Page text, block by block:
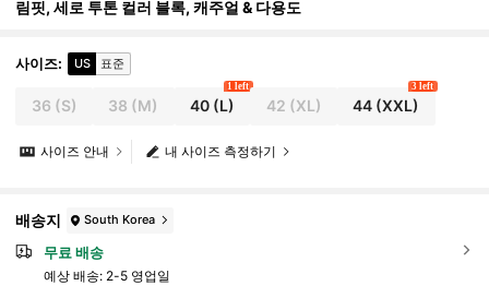
림핏, 세로 투톤 컬러 블록, 캐주얼 & 다용도
사이즈: US 표준
36 (S) 38 (M) 40(L)
1 left
42 (XL) 44 (XXL)
3 left
내 사이즈 측정하기
사이즈 안내
배송지 South Korea
무료 배송
예상 배송: 2-5 영업일